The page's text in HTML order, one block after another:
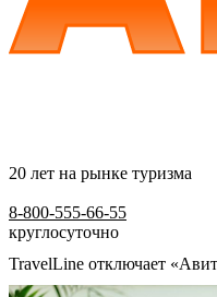
20 лет на рынке туризма
8-800-555-66-55
круглосуточно
TravelLine отключает